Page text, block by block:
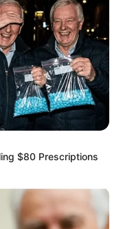
$80 Prescriptions